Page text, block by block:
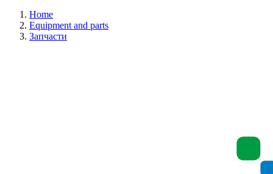
Home
Equipment and parts
Запчасти